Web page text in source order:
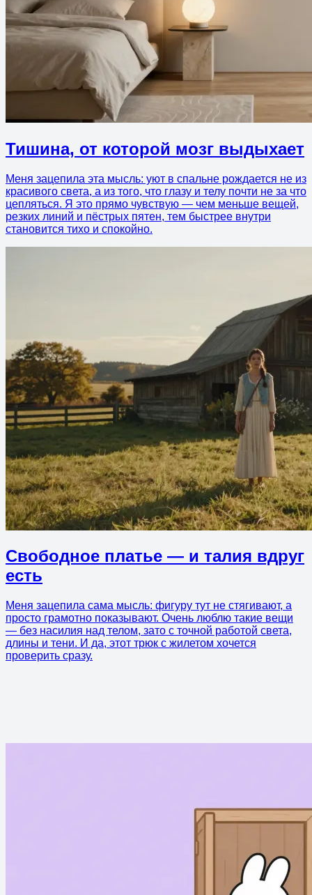
Тишина, от которой мозг выдыхает
Меня зацепила эта мысль: уют в спальне рождается не из
красивого света, а из того, что глазу и телу почти не за что
цепляться. Я это прямо чувствую — чем меньше вещей,
резких линий и пёстрых пятен, тем быстрее внутри
становится тихо и спокойно.
Свободное платье — и талия вдруг
есть
Меня зацепила сама мысль: фигуру тут не стягивают, а
просто грамотно показывают. Очень люблю такие вещи
— без насилия над телом, зато с точной работой света,
длины и тени. И да, этот трюк с жилетом хочется
проверить сразу.